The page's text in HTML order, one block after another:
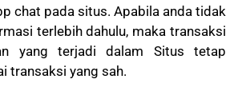
chat pada situs. Apabila anda tidak
terlebih dahulu, maka transaksi
yang terjadi dalam Situs tetap
transaksi yang sah.